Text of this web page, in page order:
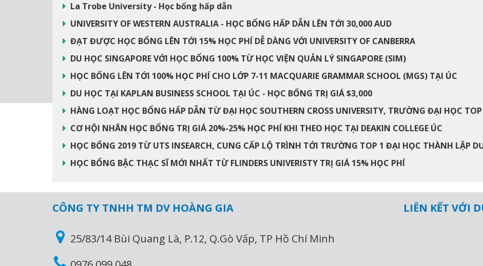
La Trobe University - Học bổng hấp dẫn
UNIVERSITY OF WESTERN AUSTRALIA - HỌC BỔNG HẤP DẪN LÊN TỚI 30,000 AUD
ĐẠT ĐƯỢC HỌC BỔNG LÊN TỚI 15% HỌC PHÍ DỄ DÀNG VỚI UNIVERSITY OF CANBERRA
DU HỌC SINGAPORE VỚI HỌC BỔNG 100% TỪ HỌC VIỆN QUẢN LÝ SINGAPORE (SIM)
HỌC BỔNG LÊN TỚI 100% HỌC PHÍ CHO LỚP 7-11 MACQUARIE GRAMMAR SCHOOL (MGS) TẠI ÚC
DU HỌC TẠI KAPLAN BUSINESS SCHOOL TẠI ÚC - HỌC BỔNG TRỊ GIÁ $3,000
HÀNG LOẠT HỌC BỔNG HẤP DẪN TỪ ĐẠI HỌC SOUTHERN CROSS UNIVERSITY, TRƯỜNG ĐẠI HỌC
CƠ HỘI NHÂN HỌC BỔNG TRỊ GIÁ 20%-25% HỌC PHÍ KHI THEO HỌC TẠI DEAKIN COLLEGE ÚC
HỌC BỔNG 2019 TỪ UTS INSEARCH, CUNG CẤP LỘ TRÌNH TỚI TRƯỜNG TOP 1 ĐẠI HỌC THÀNH LẬP
HỌC BỔNG BẬC THẠC SĨ MỚI NHẤT TỪ FLINDERS UNIVERISTY TRỊ GIÁ 15% HỌC PHÍ
CÔNG TY TNHH TM DV HOÀNG GIA
25/83/14 Bùi Quang Là, P.12, Q.Gò Vấp, TP Hồ Chí Minh
LIÊN KẾT VỚI